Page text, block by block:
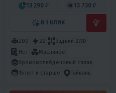
13 290 ₽ 13 730 ₽
В 1 КЛИК
200 22
Задний 2WD
Нет
Масляное
Хромомолибденовый сплав
15 лет и старше
Тайвань